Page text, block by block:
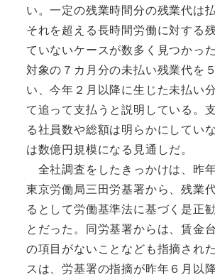
い。一定の残業時間分の残業代は
それを超える長時間労働に対する
ていないケースが数多く見つかっ
対象の７カ月分の未払い残業代を
い、今年２月以降に生じた未払い
て追って支払うと説明している。
る社員数や総額は明らかにしてい
は数億円規模になる見通しだ。
全社調査をしたきっかけは、昨年
東京労働局三田労基署から、残業
るとして労働基準法に基づく是正
とだった。同労基署からは、賃金
の項目がないことなども指摘され
スは、労基署の指摘が昨年６月以